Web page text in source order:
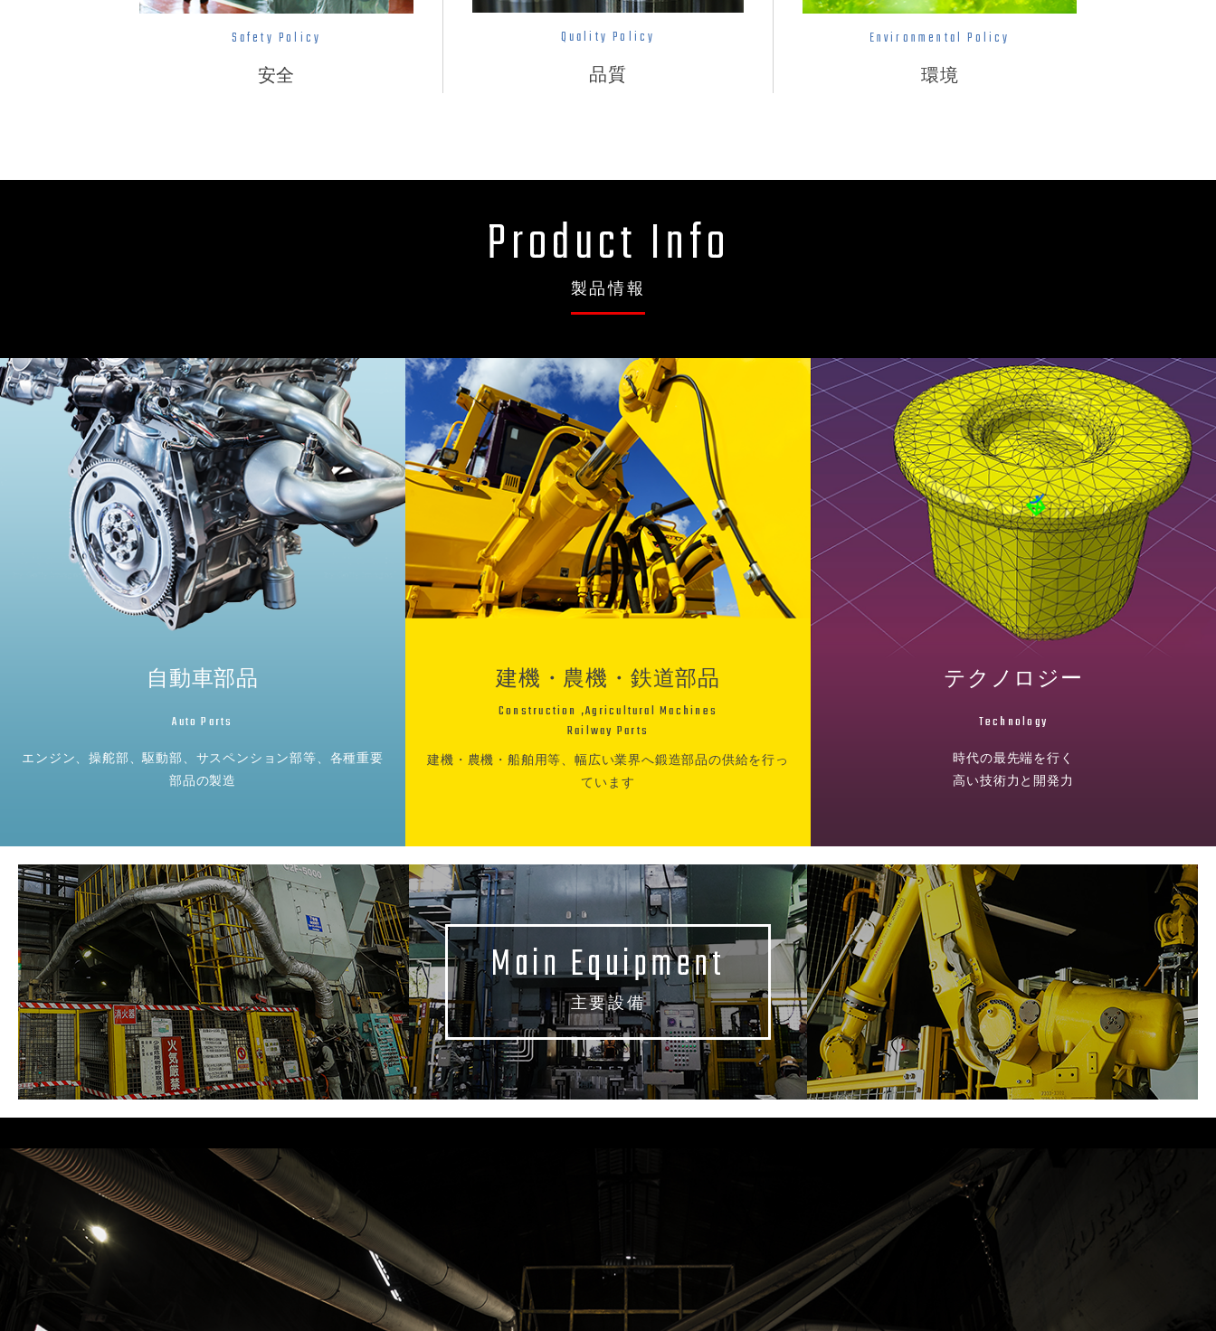
Safety Policy
安全
Quality Policy
品質
Environmental Policy
環境
Product Info
製品情報
自動車部品
Auto Parts
エンジン、操舵部、駆動部、サスペンション部等、各種重要
部品の製造
建機・農機・鉄道部品
Construction ,Agricultural Machines
Railway Parts
建機・農機・船舶用等、幅広い業界へ鍛造部品の供給を行っ
ています
テクノロジー
Technology
時代の最先端を行く
高い技術力と開発力
Main Equipment
主要設備